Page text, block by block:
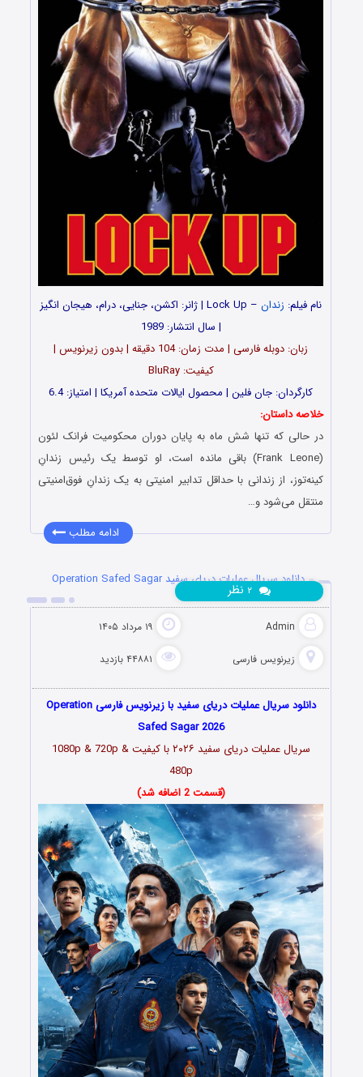
نام فیلم: زندان
– Lock Up | ژانر: اکشن، جنایی، درام، هیجان انگیز
| سال انتشار: 1989
زبان: دوبله فارسی | مدت زمان: 104 دقیقه | بدون زیرنویس |
کیفیت: BluRay
کارگردان: جان فلین | محصول ایالات متحده آمریکا | امتیاز: 6.4
خلاصه داستان:
در حالی که تنها شش ماه به پایان دوران محکومیت فرانک لئون
(Frank Leone) باقی مانده است، او توسط یک رئیس زندانِ
کینه‌توز، از زندانی با حداقل تدابیر امنیتی به یک زندانِ فوق‌امنیتی
منتقل می‌شود و…
ادامه مطلب
دانلود سریال عملیات دریای سفید Operation Safed Sagar
2026
Admin ۱۹ مرداد ۱۴۰۵
زیرنویس فارسی ۴۴۸۸۱ بازدید
۲ نظر
دانلود سریال عملیات دریای سفید با زیرنویس فارسی Operation
Safed Sagar 2026
سریال عملیات دریای سفید ۲۰۲۶
با کیفیت 1080p & 720p &
480p
(قسمت 2 اضافه شد)